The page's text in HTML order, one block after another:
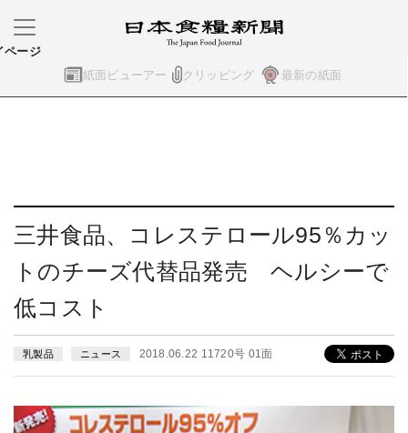
紙面ビューアー クリッピング 最新の紙面
ページ
三井食品、コレステロール95％カッ
トのチーズ代替品発売 ヘルシーで
低コスト
乳製品 ニュース 2018.06.22 11720号 01面